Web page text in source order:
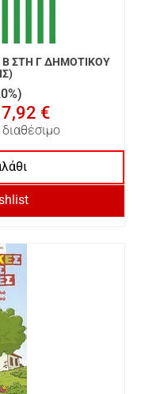
ΣΤΗ Γ ΔΗΜΟΤΙΚΟΥ
7,92 €